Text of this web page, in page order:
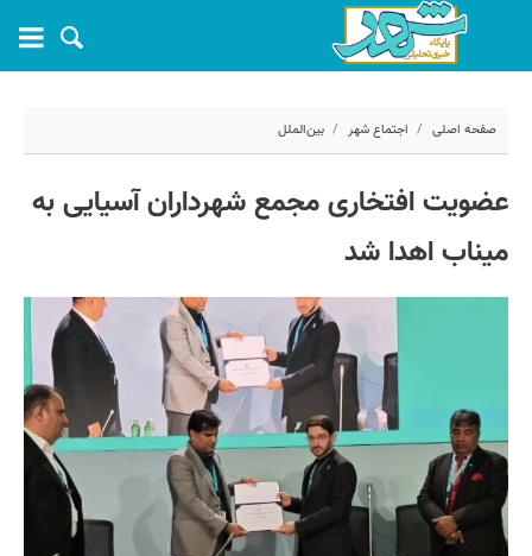
صفحه اصلی اجتماع شهر بین‌الملل
عضویت افتخاری مجمع شهرداران آسیایی به
میناب اهدا شد